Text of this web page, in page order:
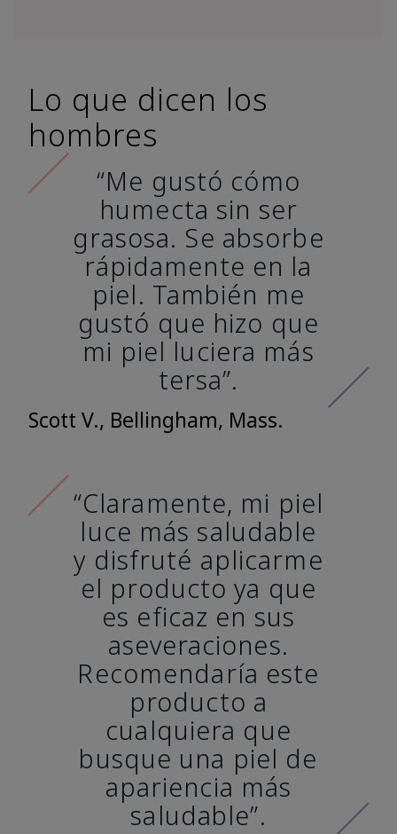
Lo que dicen los
hombres
“Me gustó cómo
humecta sin ser
grasosa. Se absorbe
rápidamente en la
piel. También me
gustó que hizo que
mi piel luciera más
tersa”.
Scott V., Bellingham, Mass.
“Claramente, mi piel
luce más saludable
y disfruté aplicarme
el producto ya que
es eficaz en sus
aseveraciones.
Recomendaría este
producto a
cualquiera que
busque una piel de
apariencia más
saludable”.